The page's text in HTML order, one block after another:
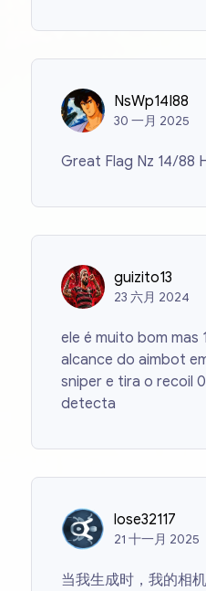
NsWp14I88
30一月 2025
Great Flag Nz 14/88
guizito13
23六月 2024
ele é muito bom mas
alcance do aimbot
sniper e tira o recoil
detecta
lose32117
21十一月 2025
当我生成时，我的相